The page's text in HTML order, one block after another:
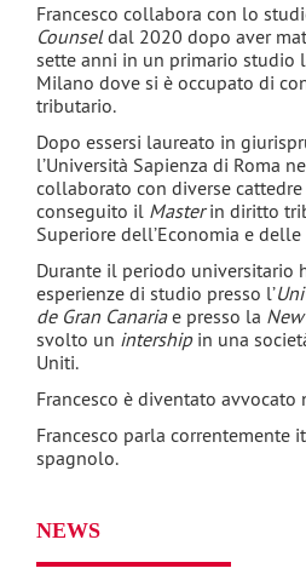
Francesco collabora con lo
Counseldal 2020 dopo aver
sette anni in un primario studio
Milano dove si è occupato di
tributario.
Dopo essersi laureato in
l’Università Sapienza di Roma
collaborato con diverse
conseguito il Masterin diritto
Superiore dell’Economia e delle
Durante il periodo universitario
esperienze di studio presso l’
de Gran Canariae presso la
svolto un intershipin una
Uniti.
Francesco è diventato avvocato
Francesco parla correntemente
spagnolo.
NEWS